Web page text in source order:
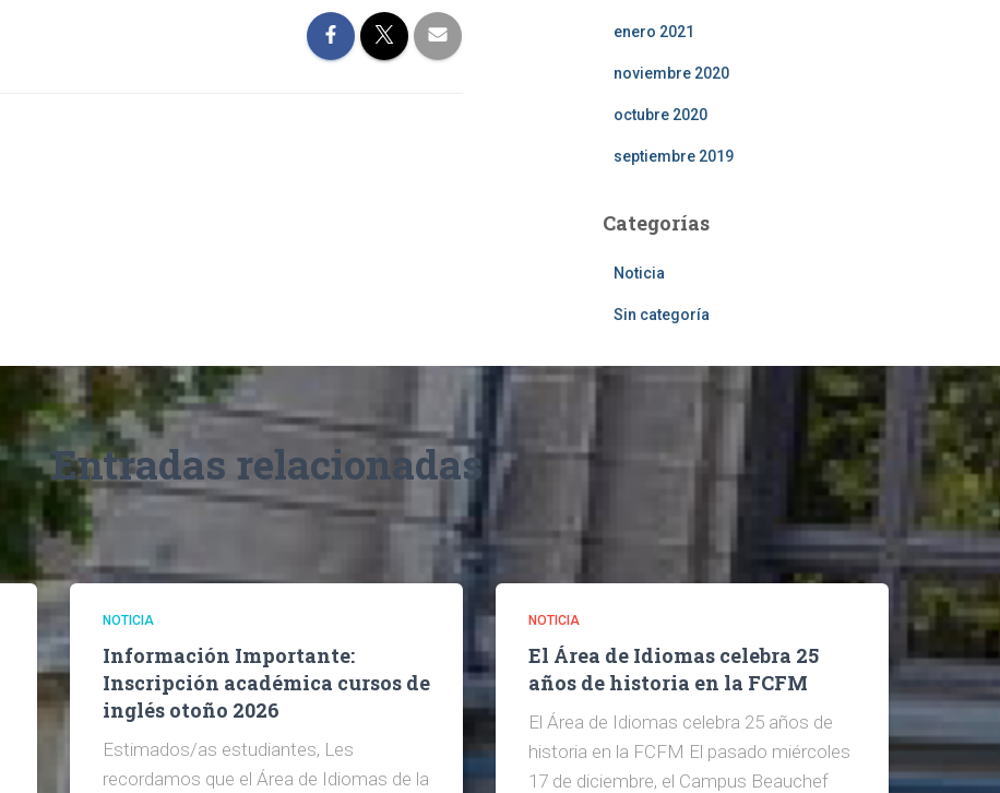
enero 2021
noviembre 2020
octubre 2020
septiembre 2019
Categorías
Noticia
Sin categoría
Entradas relacionadas
NOTICIA
Información Importante:
Inscripción académica cursos de
inglés otoño 2026
Estimados/as estudiantes, Les
recordamos que el Área de Idiomas de la
NOTICIA
El Área de Idiomas celebra 25
años de historia en la FCFM
El Área de Idiomas celebra 25 años de
historia en la FCFM El pasado miércoles
17 de diciembre, el Campus Beauchef